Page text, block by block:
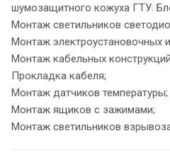
шумозащитного кожуха ГТУ.
Монтаж светильников
Монтаж электроустановочных
Монтаж кабельных
Прокладка кабеля;
Монтаж датчиков температуры;
Монтаж ящиков с зажимами;
Монтаж светильников